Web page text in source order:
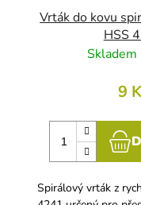
Vrták do kovu
HSS
Skladem
9
Spirálový vrták z